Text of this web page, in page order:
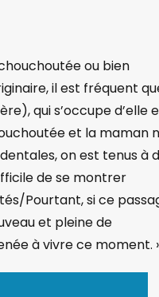
ou bien
il est fréquent
qui s’occupe d’elle
et la maman
on est tenus à
de se montrer
Pourtant, si ce
et pleine de
à vivre ce moment.